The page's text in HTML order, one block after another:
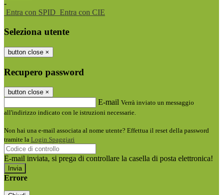
-
Entra con SPID Entra con CIE
Seleziona utente
button close ×
Recupero password
button close ×
E-mail Verrà inviato un messaggio
all'indirizzo indicato con le istruzioni necessarie.
Non hai una e-mail associata al nome utente? Effettua il reset della password
tramite la Login Spaggiari
E-mail inviata, si prega di controllare la casella di posta elettronica!
Errore